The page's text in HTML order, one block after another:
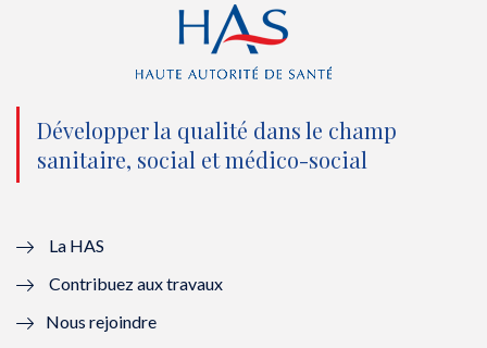
n
o
u
l
l
o
k
(
n
o
e
e
(
n
o
u
(
n
o
Développer la qualité dans le champ
sanitaire, social et médico-social
La HAS
Contribuez aux travaux
Nous rejoindre